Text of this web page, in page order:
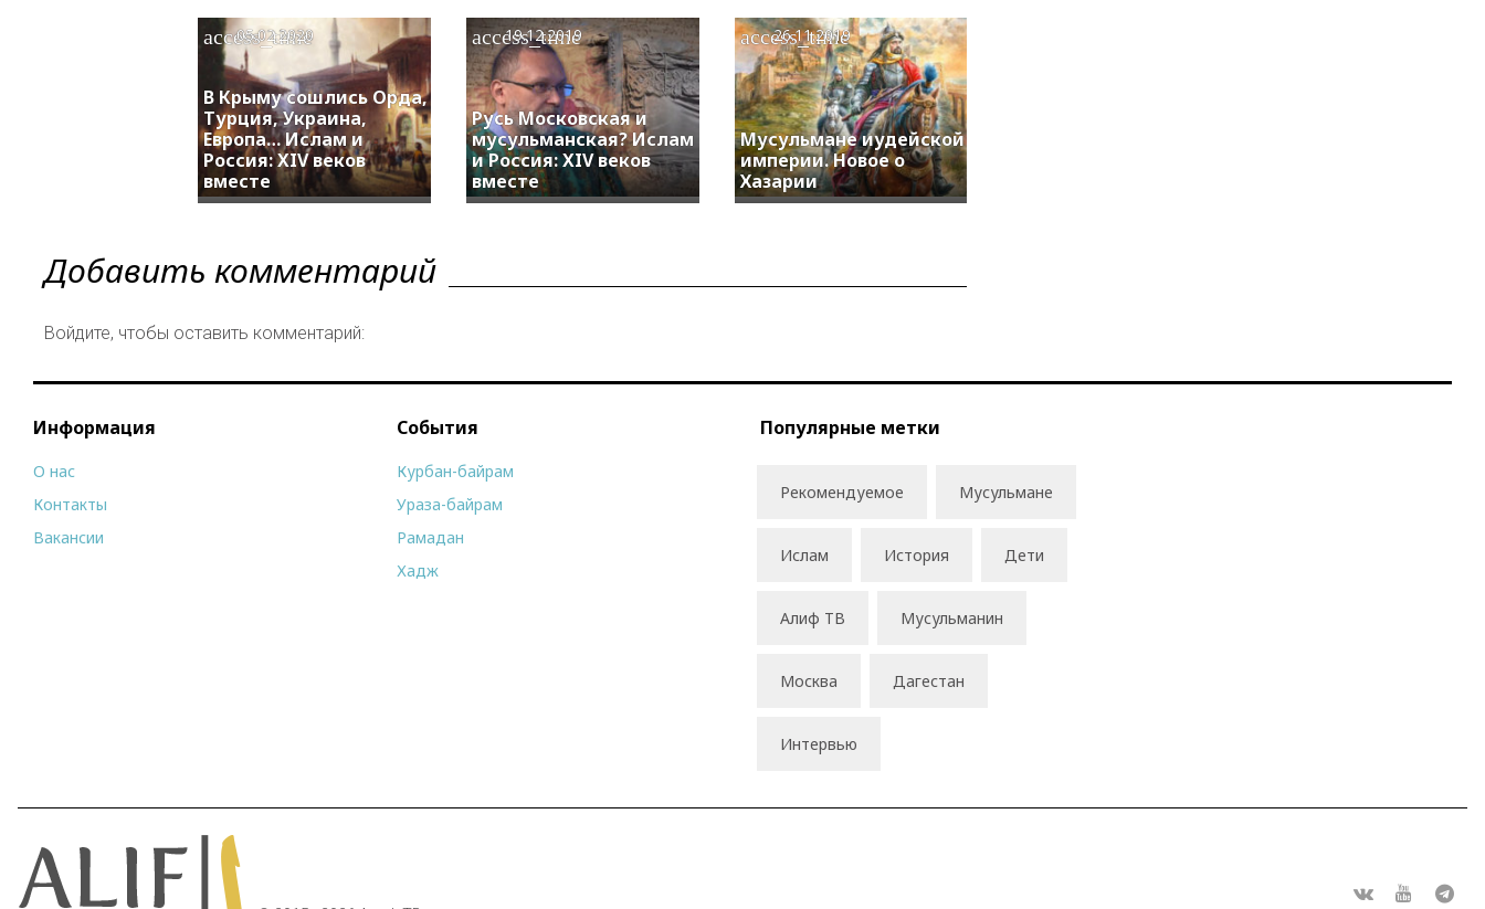
В Крыму сошлись Орда,
Турция, Украина,
Европа… Ислам и
Россия: XIV веков
вместе
access_time
05.02.2020
Русь Московская и
мусульманская? Ислам
и Россия: XIV веков
вместе
access_time
19.12.2019
Мусульмане иудейской
империи. Новое о
Хазарии
access_time
26.11.2019
Добавить комментарий
Войдите, чтобы оставить комментарий:
Информация
О нас
Контакты
Вакансии
События
Курбан-байрам
Ураза-байрам
Рамадан
Хадж
Популярные метки
Рекомендуемое Мусульмане
Ислам История Дети
Алиф ТВ Мусульманин
Москва Дагестан
Интервью